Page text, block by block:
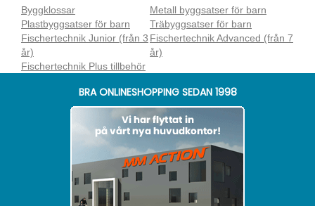
Byggklossar
Metall byggsatser för barn
Plastbyggsatser för barn
Träbyggsatser för barn
Fischertechnik Junior (från 3
år)
Fischertechnik Advanced (från 7
år)
Fischertechnik Plus tillbehör
BRA ONLINESHOPPING SEDAN 1998